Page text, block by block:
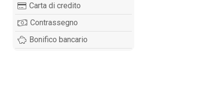
Carta di credito
Contrassegno
Bonifico bancario